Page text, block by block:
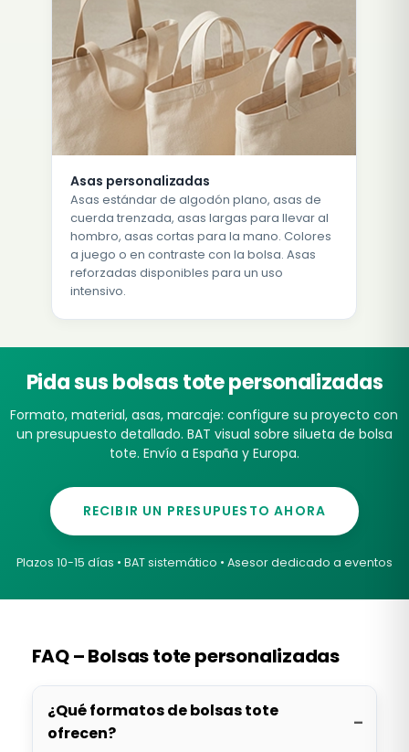
Asas personalizadas
Asas estándar de algodón plano, asas de
cuerda trenzada, asas largas para llevar al
hombro, asas cortas para la mano. Colores
a juego o en contraste con la bolsa. Asas
reforzadas disponibles para un uso
intensivo.
Pida sus bolsas tote personalizadas
Formato, material, asas, marcaje: configure su proyecto con
un presupuesto detallado. BAT visual sobre silueta de bolsa
tote. Envío a España y Europa.
RECIBIR UN PRESUPUESTO AHORA
Plazos 10-15 días • BAT sistemático • Asesor dedicado a eventos
FAQ – Bolsas tote personalizadas
¿Qué formatos de bolsas tote
ofrecen?